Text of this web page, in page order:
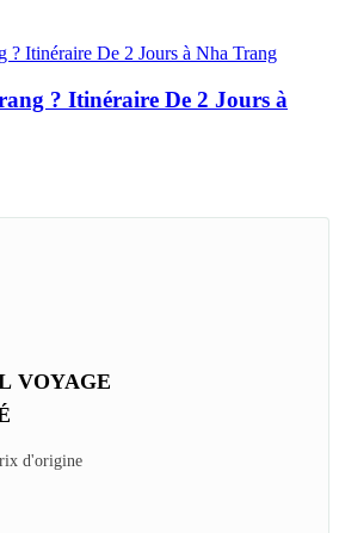
? Itinéraire De 2 Jours à
VOYAGE
d'origine